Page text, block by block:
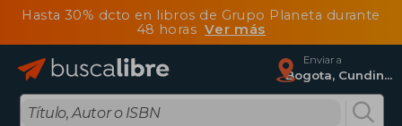
Hasta 30% dcto en libros de Grupo Planeta durante
48 horasVer más
Enviar a
Bogota, Cundinamarca